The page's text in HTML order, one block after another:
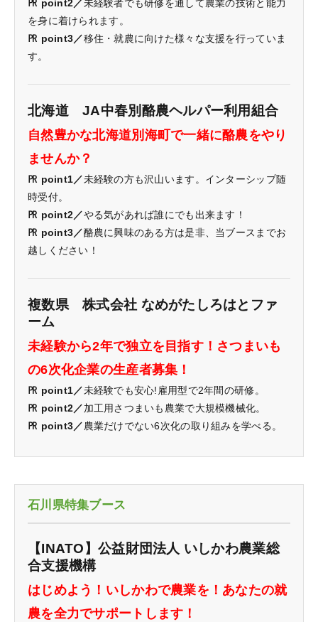
㏚ point2／未経験者でも研修を通して農業の技術と能力
を身に着けられます。
㏚ point3／移住・就農に向けた様々な支援を行っていま
す。
北海道 JA中春別酪農ヘルパー利用組合
自然豊かな北海道別海町で一緒に酪農をやり
ませんか？
㏚ point1／未経験の方も沢山います。インターシップ随
時受付。
㏚ point2／やる気があれば誰にでも出来ます！
㏚ point3／酪農に興味のある方は是非、当ブースまでお
越しください！
複数県 株式会社 なめがたしろはとファ
ーム
未経験から2年で独立を目指す！さつまいも
の6次化企業の生産者募集！
㏚ point1／未経験でも安心!雇用型で2年間の研修。
㏚ point2／加工用さつまいも農業で大規模機械化。
㏚ point3／農業だけでない6次化の取り組みを学べる。
石川県特集ブース
【INATO】公益財団法人 いしかわ農業総
合支援機構
はじめよう！いしかわで農業を！あなたの就
農を全力でサポートします！